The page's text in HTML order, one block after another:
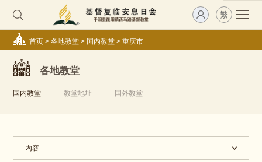
繁
首页> 各地教堂> 国内教堂> 重庆市
各地教堂
国内教堂 教堂地址 国外教堂
内容